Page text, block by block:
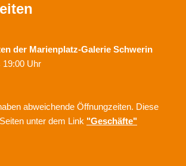
der Marienplatz-Galerie Schwerin
19:00 Uhr
abweichende Öffnungzeiten. Diese
unter dem Link "Geschäfte"